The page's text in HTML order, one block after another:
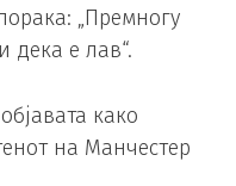
„Премногу
дека е лав“.
како
на Манчестер